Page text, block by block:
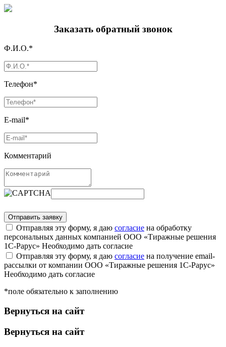
Заказать обратный звонок
Ф.И.О.*
Телефон*
E-mail*
Комментарий
Отправляя эту форму, я даю согласие на обработку
персональных данных компанией ООО «Тиражные решения
1С-Рарус» Необходимо дать согласие
Отправляя эту форму, я даю согласие на получение email-
рассылки от компании ООО «Тиражные решения 1С-Рарус»
Необходимо дать согласие
*поле обязательно к заполнению
Вернуться на сайт
Вернуться на сайт